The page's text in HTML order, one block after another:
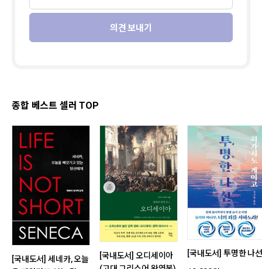
의견 보내기
종합 베스트 셀러 TOP
[국내도서] 세네카, 오늘
[국내도서] 오디세이아
[국내도서] 투명한 나